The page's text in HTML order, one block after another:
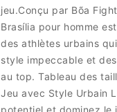
jeu.Conçu par Bõa
Brasília pour homme
des athlètes urbains
style impeccable et
au top. Tableau des
Jeu avec Style Urbain
potentiel et dominez le